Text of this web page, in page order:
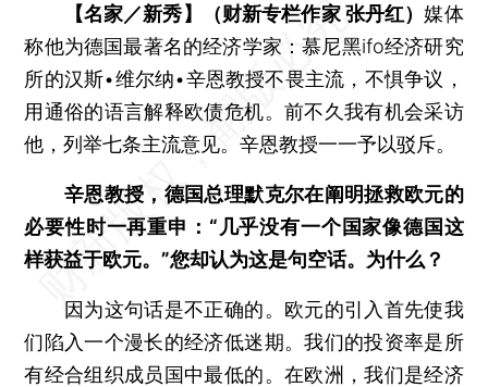
【名家／新秀】（财新专栏作家 张丹红）媒体
称他为德国最著名的经济学家：慕尼黑ifo经济研究
所的汉斯•维尔纳•辛恩教授不畏主流，不惧争议，
用通俗的语言解释欧债危机。前不久我有机会采访
他，列举七条主流意见。辛恩教授一一予以驳斥。
辛恩教授，德国总理默克尔在阐明拯救欧元的
必要性时一再重申：“几乎没有一个国家像德国这
样获益于欧元。”您却认为这是句空话。为什么？
因为这句话是不正确的。欧元的引入首先使我
们陷入一个漫长的经济低迷期。我们的投资率是所
有经合组织成员国中最低的。在欧洲，我们是经济